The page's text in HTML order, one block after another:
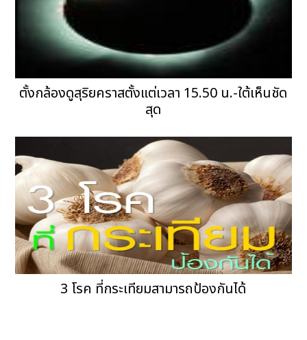
ตั้งกล้องดูสุริยคราสตั้งแต่เวลา 15.50 น.-ใต้เห็นชัด
สุด
3 โรค ที่กระเทียมสามารถป้องกันได้